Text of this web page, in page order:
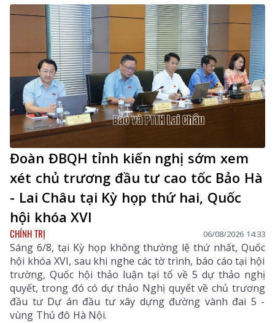
Đoàn ĐBQH tỉnh kiến nghị sớm xem
xét chủ trương đầu tư cao tốc Bảo Hà
- Lai Châu tại Kỳ họp thứ hai, Quốc
hội khóa XVI
CHÍNH TRỊ 06/08/2026 14:33
Sáng 6/8, tại Kỳ họp không thường lệ thứ nhất, Quốc
hội khóa XVI, sau khi nghe các tờ trình, báo cáo tại hội
trường, Quốc hội thảo luận tại tổ về 5 dự thảo nghị
quyết, trong đó có dự thảo Nghị quyết về chủ trương
đầu tư Dự án đầu tư xây dựng đường vành đai 5 -
vùng Thủ đô Hà Nội.